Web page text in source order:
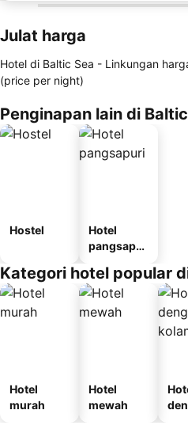
Julat harga
Hotel di Baltic Sea - Linkungan
(price per night)
Penginapan lain di
Hostel
Hotel
pangsapur
Kategori hotel popular
Hotel
murah
Hotel
mewah